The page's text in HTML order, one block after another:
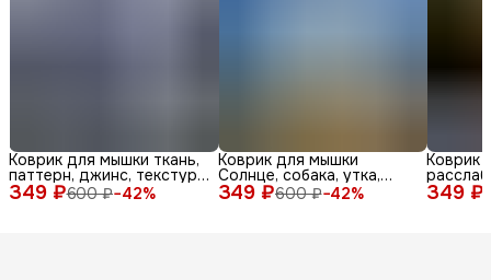
349 ₽600 ₽−42%
Коврик для мышки ткань,
паттерн, джинс, текстура,
синий, бел 349 ₽600 ₽−42%
Коврик для мышки
Солнце, собака, утка,
очки, море, доска, ле 349 ₽
Коврик